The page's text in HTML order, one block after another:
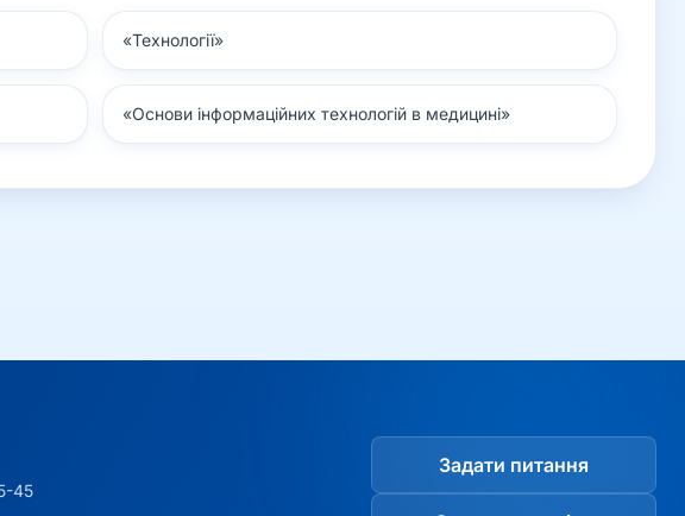
«Технології»
«Основи інформаційних технологій в медицині»
45
Задати питання